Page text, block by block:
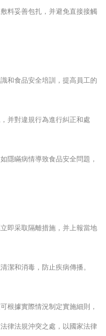
料妥善包扎，并避免直接接觸
和食品安全培訓，提高員工的
并對違規行為進行糾正和處
隱瞞病情導致食品安全問題，
即采取隔離措施，并上報當地
潔和消毒，防止疾病傳播。
根據實際情況制定實施細則，
律法規沖突之處，以國家法律